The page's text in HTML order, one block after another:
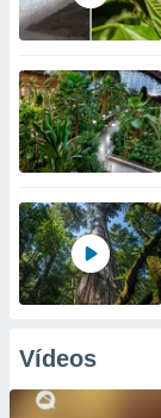
Vídeos